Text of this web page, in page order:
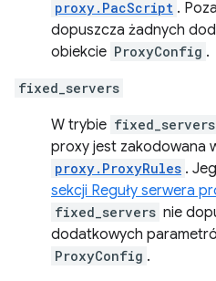
proxy.PacScript .
dopuszcza żadnych
obiekcie ProxyConfig .
fixed_servers
W trybie fixed_servers
proxy jest zakodowana
proxy.ProxyRules .
sekcji Reguły serwera
fixed_servers nie
dodatkowych
ProxyConfig .